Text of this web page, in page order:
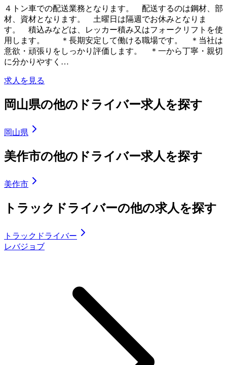
４トン車での配送業務となります。 配送するのは鋼材、部
材、資材となります。 土曜日は隔週でお休みとなりま
す。 積込みなどは、レッカー積み又はフォークリフトを使
用します。 ＊長期安定して働ける職場です。 ＊当社は
意欲・頑張りをしっかり評価します。 ＊一から丁寧・親切
に分かりやすく…
求人を見る
岡山県の他のドライバー求人を探す
岡山県
美作市の他のドライバー求人を探す
美作市
トラックドライバーの他の求人を探す
トラックドライバー
レバジョブ